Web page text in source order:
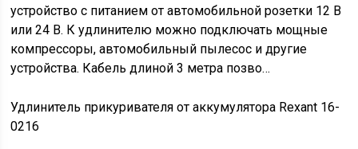
устройство с питанием от автомобильной розетки 12 В
или 24 В. К удлинителю можно подключать мощные
компрессоры, автомобильный пылесос и другие
устройства. Кабель длиной 3 метра позво…
Удлинитель прикуривателя от аккумулятора Rexant 16-
0216